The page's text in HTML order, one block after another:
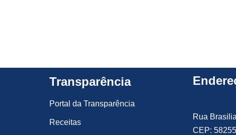
Transparência
Portal da Transparência
Receitas
Rua
CEP: